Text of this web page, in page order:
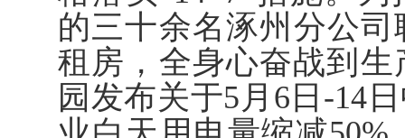
的三十余名涿州分公
租房，全身心奋战到
园发布关于5月6日-14